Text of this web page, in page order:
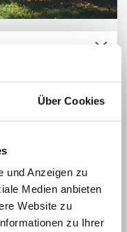
Über Cookies
und Anzeigen zu
Medien anbieten
Website zu
zu Ihrer
besonders
Planer
kalkulierten